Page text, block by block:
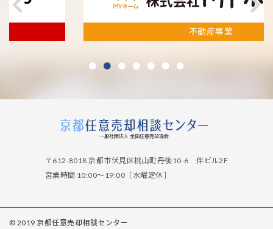
〒612-8018 京都市伏見区桃山町丹後10-6 伴ビル2F
営業時間 10:00～19:00［水曜定休］
© 2019京都任意売却相談センター